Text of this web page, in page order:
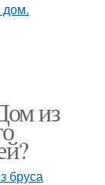
из